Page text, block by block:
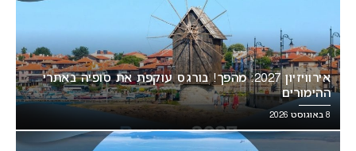
אירוויזיון 2027: מהפך! בורגס עוקפת את סופיה באתרי
ההימורים
8 באוגוסט 2026